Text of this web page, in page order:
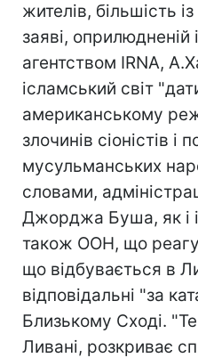
жителів, більшість
заяві, оприлюдненій
агентством IRNA,
ісламський світ
американському
злочинів сіоністів
мусульманських
словами,
Джорджа Буша, як і
також ООН, що
що відбувається в
відповідальні "за
Близькому Сході.
Ливані, розкриває